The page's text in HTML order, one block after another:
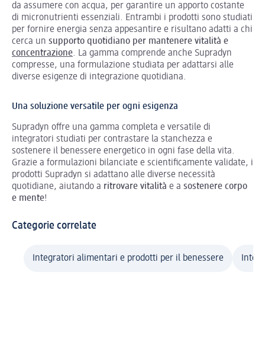
da assumere con acqua, per garantire un apporto costante
di micronutrienti essenziali. Entrambi i prodotti sono studiati
per fornire energia senza appesantire e risultano adatti a chi
cerca un supporto quotidiano per mantenere vitalità e
concentrazione. La gamma comprende anche Supradyn
compresse, una formulazione studiata per adattarsi alle
diverse esigenze di integrazione quotidiana.
Una soluzione versatile per ogni esigenza
Supradyn offre una gamma completa e versatile di
integratori studiati per contrastare la stanchezza e
sostenere il benessere energetico in ogni fase della vita.
Grazie a formulazioni bilanciate e scientificamente validate, i
prodotti Supradyn si adattano alle diverse necessità
quotidiane, aiutando a ritrovare vitalità e a sostenere corpo
e mente!
Categorie correlate
Integratori alimentari e prodotti per il benessere